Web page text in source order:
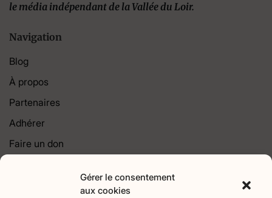
Gérer le consentement
aux cookies
le média indépendant de la Vallée du Loir.
Navigation
Blog
À propos
Partenaires
Adhérer
Faire un don